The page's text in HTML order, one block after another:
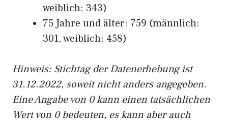
weiblich: 343)
75 Jahre und älter: 759 (männlich:
301, weiblich: 458)
Hinweis: Stichtag der Datenerhebung ist
31.12.2022, soweit nicht anders angegeben.
Eine Angabe von 0 kann einen tatsächlichen
Wert von 0 bedeuten, es kann aber auch